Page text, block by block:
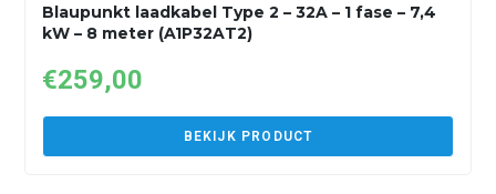
Blaupunkt laadkabel Type 2 – 32A – 1 fase – 7,4
kW – 8 meter (A1P32AT2)
€259,00
BEKIJK PRODUCT